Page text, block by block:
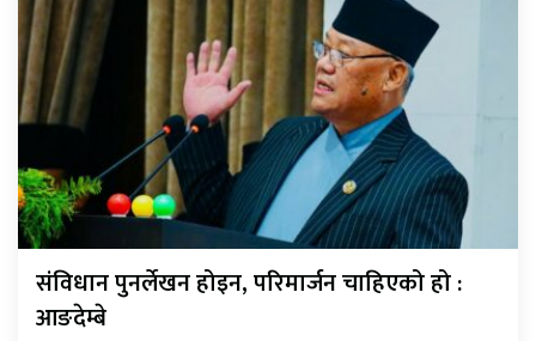
संविधान पुनर्लेखन होइन, परिमार्जन चाहिएको हो :
आङदेम्बे